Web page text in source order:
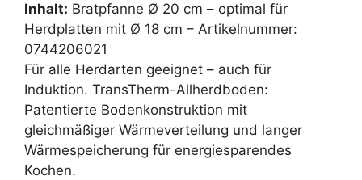
Inhalt: Bratpfanne Ø 20 cm – optimal für
Herdplatten mit Ø 18 cm – Artikelnummer:
0744206021
Für alle Herdarten geeignet – auch für
Induktion. TransTherm-Allherdboden:
Patentierte Bodenkonstruktion mit
gleichmäßiger Wärmeverteilung und langer
Wärmespeicherung für energiesparendes
Kochen.